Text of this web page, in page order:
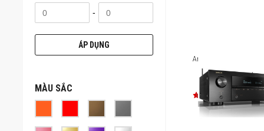
-
ÁP DỤNG
MÀU SẮC
Ampli Denon AVR-